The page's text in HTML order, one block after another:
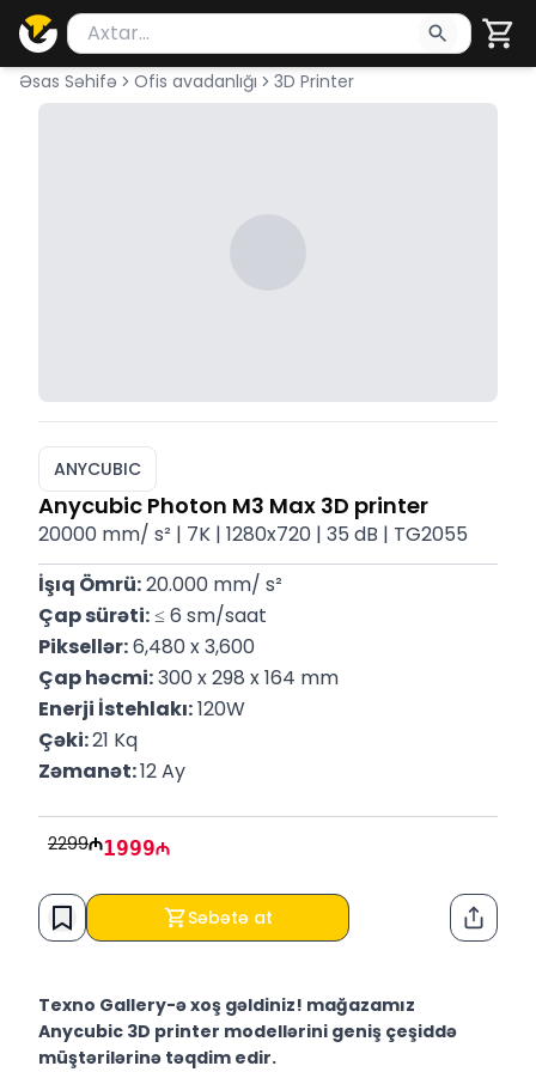
Məhsul axtar
Axtarış üçün ən azı 2 simvol yazın. Göndərmək
Əsas Səhifə Ofis avadanlığı 3D Printer
ANYCUBIC
Anycubic Photon M3 Max 3D printer
20000 mm/ s² | 7K | 1280x720 | 35 dB | TG2055
İşıq Ömrü: 20.000 mm/ s²
Çap sürəti: ≤ 6 sm/saat
Piksellər: 6,480 x 3,600
Çap həcmi: 300 x 298 x 164 mm
Enerji İstehlakı: 120W
Çəki: 21 Kq
Zəmanət: 12 Ay
2299 1999
Səbətə at
Texno Gallery-ə xoş gəldiniz! mağazamız
Anycubic 3D printer modellərini geniş çeşiddə
müştərilərinə təqdim edir.